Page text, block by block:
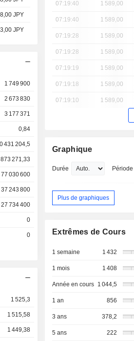
JPY
JPY
1 749 900
2 673 830
3 177 371
0,84
431 204,5
271,33
77 030 600
37 243 800
27 734 400
0
0
1 525,3
1 515,58
1 449,38
07:19:40 1 589,00
07:19:40 1 589,00
07:19:28 1 589,00
07:19:28 1 589,00
07:19:19 1 589,00
07:19:18 1 589,00
07:19:10 1 589,00
Graphique
Durée Période
Plus de graphiques
Extrêmes de Cours
1 semaine 1 432
1 mois 1 408
Année en cours 1 044,5
1 an 856
3 ans 378,2
5 ans 222